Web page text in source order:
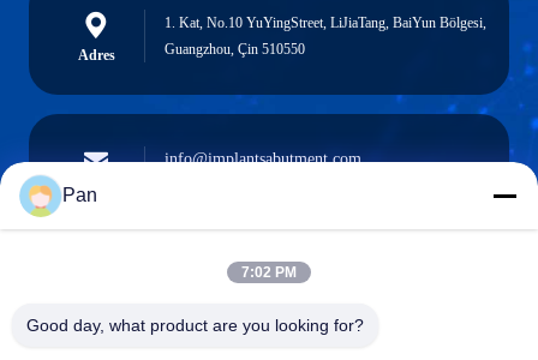
Adres
1. Kat, No.10 YuYingStreet, LiJiaTang, BaiYun Bölgesi,
Guangzhou, Çin 510550
e-posta
info@implantsabutment.com
Telefon
Pan
7:02 PM
Good day, what product are you looking for?